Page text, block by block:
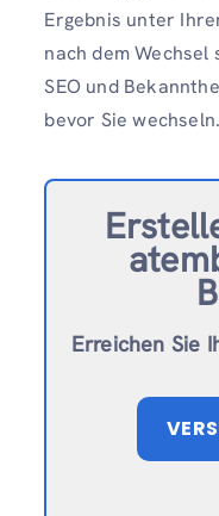
Ergebnis unter
nach dem
SEO und
bevor Sie wechseln.
Erreichen Sie